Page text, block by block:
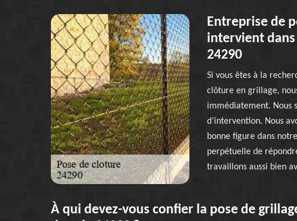
Entreprise de
intervient
24290
Si vous êtes à la
clôture en grillage,
immédiatement. Nous
d’intervention. Nous
bonne figure dans
perpétuelle de
travaillons aussi bien
À qui devez-vous confier la pose de